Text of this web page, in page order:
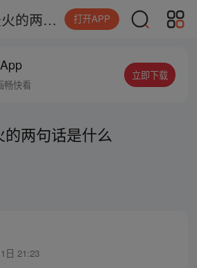
狐妖小红娘最火的两句话是什么 打开APP
畅快看
立即下载
两句话是什么
日 21:23